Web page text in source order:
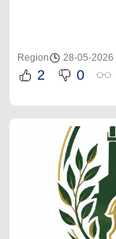
Region 28-05-2026
2 0